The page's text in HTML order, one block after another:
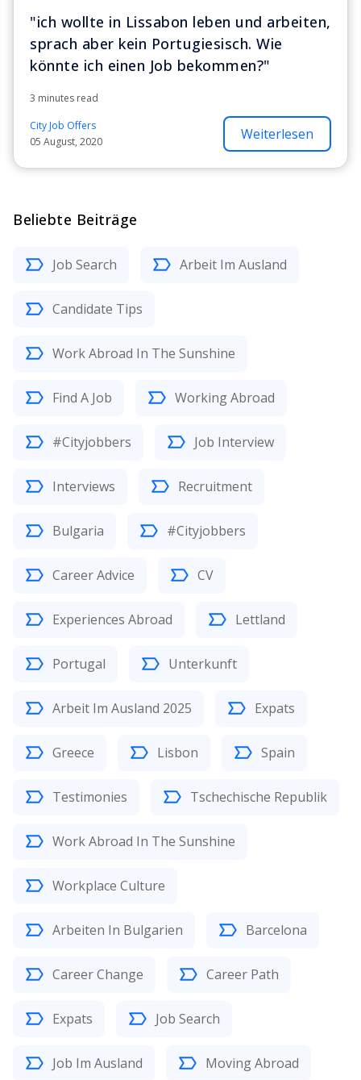
Beliebte Beiträge
Job Search Arbeit Im Ausland
Candidate Tips
Work Abroad In The Sunshine
Find A Job Working Abroad
#Cityjobbers Job Interview
Interviews Recruitment
Bulgaria #Cityjobbers
Career Advice CV
Experiences Abroad Lettland
Portugal Unterkunft
Arbeit Im Ausland 2025 Expats
Greece Lisbon Spain
Testimonies Tschechische Republik
Work Abroad In The Sunshine
Workplace Culture
Arbeiten In Bulgarien Barcelona
Career Change Career Path
Expats Job Search
Job Im Ausland Moving Abroad
"ich wollte in Lissabon leben und arbeiten,
sprach aber kein Portugiesisch. Wie
könnte ich einen Job bekommen?"
3 minutes read
City Job Offers
05 August, 2020
Weiterlesen